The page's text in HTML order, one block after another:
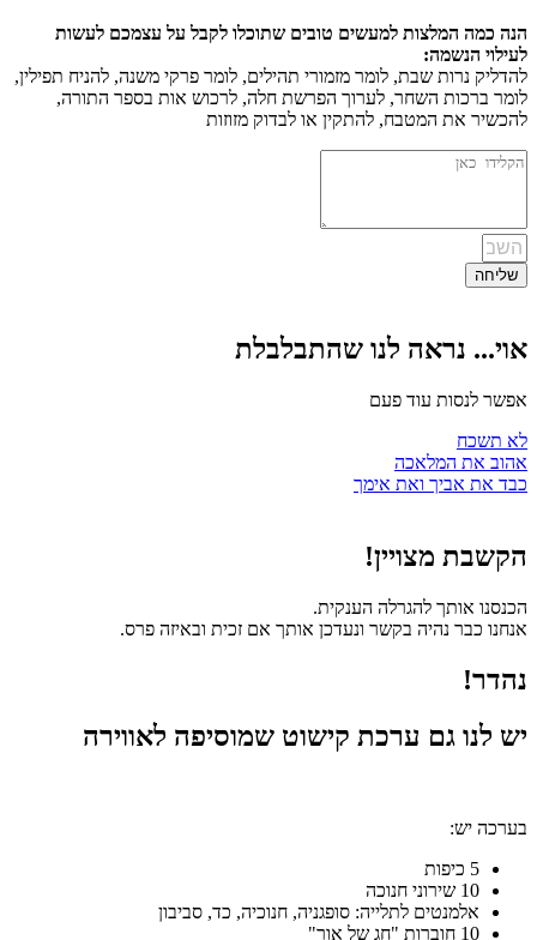
הנה כמה המלצות למעשים טובים שתוכלו לקבל על עצמכם לעשות
לעילוי הנשמה:
להדליק נרות שבת, לומר מזמורי תהילים, לומר פרקי משנה, להניח תפילין,
לומר ברכות השחר, לערוך הפרשת חלה, לרכוש אות בספר התורה,
להכשיר את המטבח, להתקין או לבדוק מזוזות
שליחה
אוי... נראה לנו שהתבלבלת
אפשר לנסות עוד פעם
לא תשכח
אהוב את המלאכה
כבד את אביך ואת אימך
הקשבת מצויין!
הכנסנו אותך להגרלה הענקית.
אנחנו כבר נהיה בקשר ונעדכן אותך אם זכית ובאיזה פרס.
נהדר!
יש לנו גם ערכת קישוט שמוסיפה לאווירה
בערכה יש:
5 כיפות
10 שירוני חנוכה
אלמנטים לתלייה: סופגניה, חנוכיה, כד, סביבון
10 חוברות "חג של אור"